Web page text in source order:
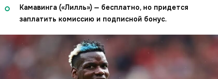
Камавинга («Лилль») — бесплатно, но придется
заплатить комиссию и подписной бонус.